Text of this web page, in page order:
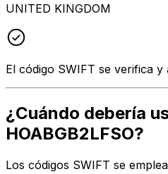
UNITED KINGDOM
El código SWIFT se verifica
¿Cuándo debería
HOABGB2LFSO?
Los códigos SWIFT se